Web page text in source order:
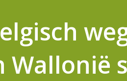
Wallonië